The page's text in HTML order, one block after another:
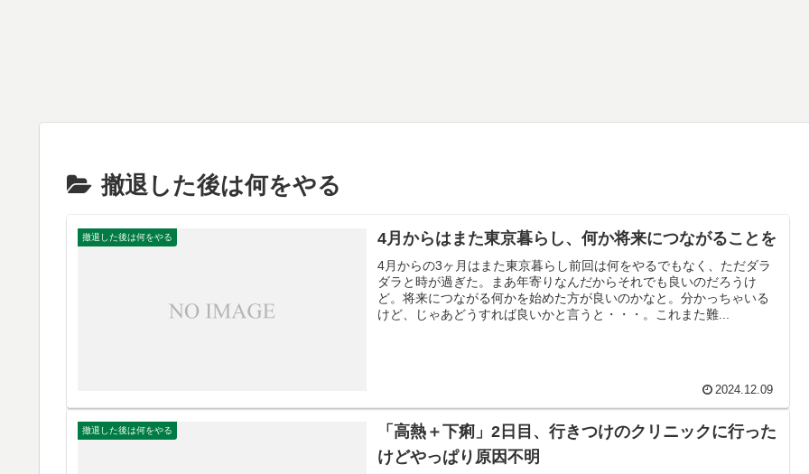
撤退した後は何をやる
撤退した後は何をやる 4月からはまた東京暮らし、何か将来につながることを
4月からの3ヶ月はまた東京暮らし前回は何をやるでもなく、ただダラ
ダラと時が過ぎた。まあ年寄りなんだからそれでも良いのだろうけ
ど。将来につながる何かを始めた方が良いのかなと。分かっちゃいる
けど、じゃあどうすれば良いかと言うと・・・。これまた難...
2024.12.09
撤退した後は何をやる
「高熱＋下痢」2日目、行きつけのクリニックに行った
けどやっぱり原因不明